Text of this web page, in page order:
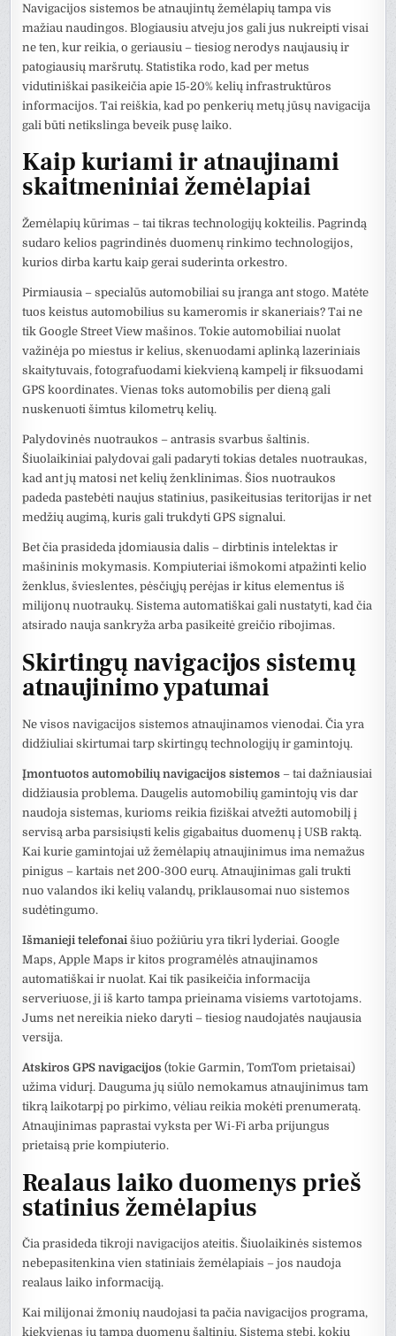
Navigacijos sistemos be atnaujintų žemėlapių tampa vis
mažiau naudingos. Blogiausiu atveju jos gali jus nukreipti visai
ne ten, kur reikia, o geriausiu – tiesiog nerodys naujausių ir
patogiausių maršrutų. Statistika rodo, kad per metus
vidutiniškai pasikeičia apie 15-20% kelių infrastruktūros
informacijos. Tai reiškia, kad po penkerių metų jūsų navigacija
gali būti netikslinga beveik pusę laiko.
Kaip kuriami ir atnaujinami
skaitmeniniai žemėlapiai
Žemėlapių kūrimas – tai tikras technologijų kokteilis. Pagrindą
sudaro kelios pagrindinės duomenų rinkimo technologijos,
kurios dirba kartu kaip gerai suderinta orkestro.
Pirmiausia – specialūs automobiliai su įranga ant stogo. Matėte
tuos keistus automobilius su kameromis ir skaneriais? Tai ne
tik Google Street View mašinos. Tokie automobiliai nuolat
važinėja po miestus ir kelius, skenuodami aplinką lazeriniais
skaitytuvais, fotografuodami kiekvieną kampelį ir fiksuodami
GPS koordinates. Vienas toks automobilis per dieną gali
nuskenuoti šimtus kilometrų kelių.
Palydovinės nuotraukos – antrasis svarbus šaltinis.
Šiuolaikiniai palydovai gali padaryti tokias detales nuotraukas,
kad ant jų matosi net kelių ženklinimas. Šios nuotraukos
padeda pastebėti naujus statinius, pasikeitusias teritorijas ir net
medžių augimą, kuris gali trukdyti GPS signalui.
Bet čia prasideda įdomiausia dalis – dirbtinis intelektas ir
mašininis mokymasis. Kompiuteriai išmokomi atpažinti kelio
ženklus, švieslentes, pėsčiųjų perėjas ir kitus elementus iš
milijonų nuotraukų. Sistema automatiškai gali nustatyti, kad čia
atsirado nauja sankryža arba pasikeitė greičio ribojimas.
Skirtingų navigacijos sistemų
atnaujinimo ypatumai
Ne visos navigacijos sistemos atnaujinamos vienodai. Čia yra
didžiuliai skirtumai tarp skirtingų technologijų ir gamintojų.
Įmontuotos automobilių navigacijos sistemos – tai dažniausiai
didžiausia problema. Daugelis automobilių gamintojų vis dar
naudoja sistemas, kurioms reikia fiziškai atvežti automobilį į
servisą arba parsisiųsti kelis gigabaitus duomenų į USB raktą.
Kai kurie gamintojai už žemėlapių atnaujinimus ima nemažus
pinigus – kartais net 200-300 eurų. Atnaujinimas gali trukti
nuo valandos iki kelių valandų, priklausomai nuo sistemos
sudėtingumo.
Išmanieji telefonai šiuo požiūriu yra tikri lyderiai. Google
Maps, Apple Maps ir kitos programėlės atnaujinamos
automatiškai ir nuolat. Kai tik pasikeičia informacija
serveriuose, ji iš karto tampa prieinama visiems vartotojams.
Jums net nereikia nieko daryti – tiesiog naudojatės naujausia
versija.
Atskiros GPS navigacijos (tokie Garmin, TomTom prietaisai)
užima vidurį. Dauguma jų siūlo nemokamus atnaujinimus tam
tikrą laikotarpį po pirkimo, vėliau reikia mokėti prenumeratą.
Atnaujinimas paprastai vyksta per Wi-Fi arba prijungus
prietaisą prie kompiuterio.
Realaus laiko duomenys prieš
statinius žemėlapius
Čia prasideda tikroji navigacijos ateitis. Šiuolaikinės sistemos
nebepasitenkina vien statiniais žemėlapiais – jos naudoja
realaus laiko informaciją.
Kai milijonai žmonių naudojasi ta pačia navigacijos programa,
kiekvienas jų tampa duomenų šaltiniu. Sistema stebi, kokiu